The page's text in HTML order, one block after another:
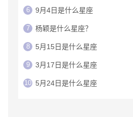
6 9月4日是什么星座
7 杨颖是什么星座？
8 5月15日是什么星座
9 3月17日是什么星座
10 5月24日是什么星座